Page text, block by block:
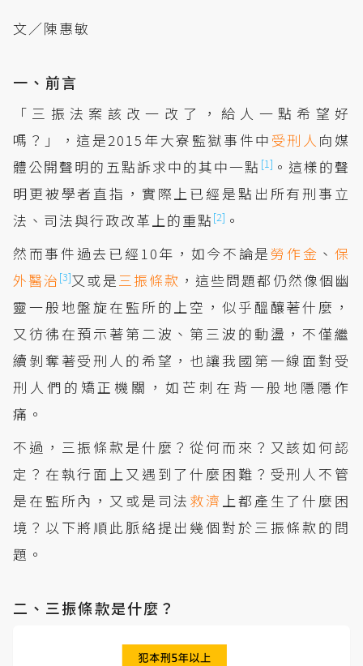
文／陳惠敏
一、前言
「三振法案該改一改了，給人一點希望好
嗎？」，這是2015年大寮監獄事件中 受刑人 向媒
體公開聲明的五點訴求中的其中一點 [1] 。這樣的聲
明更被學者直指，實際上已經是點出所有刑事立
法、司法與行政改革上的重點 [2] 。
然而事件過去已經10年，如今不論是勞作金 、 保
外醫治 [3]又或是三振條款 ，這些問題都仍然像個幽
靈一般地盤旋在監所的上空，似乎醞釀著什麼，
又彷彿在預示著第二波、第三波的動盪，不僅繼
續剝奪著受刑人的希望，也讓我國第一線面對受
刑人們的矯正機關，如芒刺在背一般地隱隱作
痛。
不過，三振條款是什麼？從何而來？又該如何認
定？在執行面上又遇到了什麼困難？受刑人不管
是在監所內，又或是司法 救濟 上都產生了什麼困
境？以下將順此脈絡提出幾個對於三振條款的問
題。
二、三振條款是什麼？